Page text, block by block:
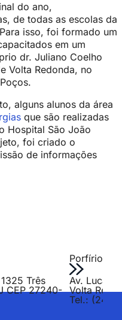
do ano,
de todas as escolas da
isso, foi formado um
em um
dr. Juliano Coelho
Volta Redonda, no
alguns alunos da área
que são realizadas
Hospital São João
foi criado o
de informações
Três
CEP 27240-
Porfírio
Av. Lucas
Volta
Tel.: (24)